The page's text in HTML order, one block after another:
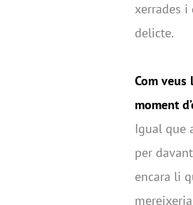
xerrades i
delicte.
Com veus
moment
Igual que
per
encara li